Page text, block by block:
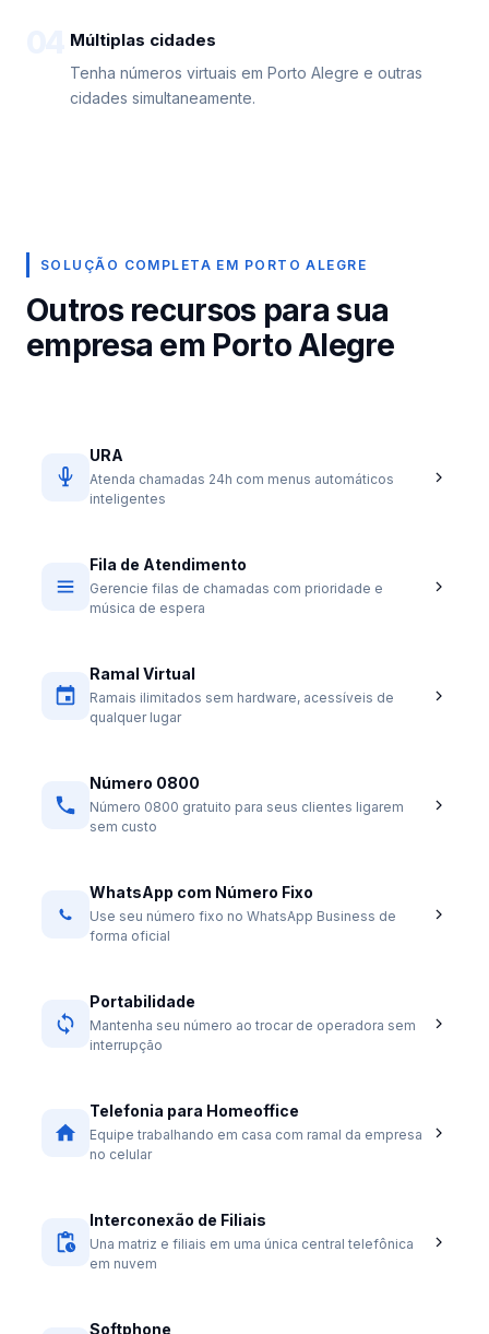
Múltiplas cidades
Tenha números virtuais em Porto Alegre e outras
cidades simultaneamente.
SOLUÇÃO COMPLETA EM PORTO ALEGRE
Outros recursos para sua
empresa em Porto Alegre
URA
Atenda chamadas 24h com menus automáticos
inteligentes
Fila de Atendimento
Gerencie filas de chamadas com prioridade e
música de espera
Ramal Virtual
Ramais ilimitados sem hardware, acessíveis de
qualquer lugar
Número 0800
Número 0800 gratuito para seus clientes ligarem
sem custo
WhatsApp com Número Fixo
Use seu número fixo no WhatsApp Business de
forma oficial
Portabilidade
Mantenha seu número ao trocar de operadora sem
interrupção
Telefonia para Homeoffice
Equipe trabalhando em casa com ramal da empresa
no celular
Interconexão de Filiais
Una matriz e filiais em uma única central telefônica
em nuvem
Softphone